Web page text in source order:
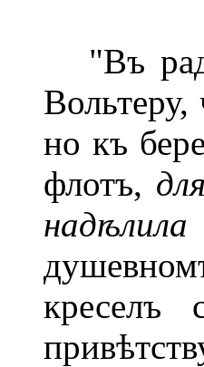
"Въ
Вольтеру,
но къ
флотъ,
надѣ
креселъ